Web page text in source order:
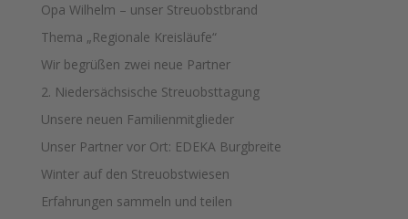
Opa Wilhelm – unser Streuobstbrand
Thema „Regionale Kreisläufe“
Wir begrüßen zwei neue Partner
2. Niedersächsische Streuobsttagung
Unsere neuen Familienmitglieder
Unser Partner vor Ort: EDEKA Burgbreite
Winter auf den Streuobstwiesen
Erfahrungen sammeln und teilen